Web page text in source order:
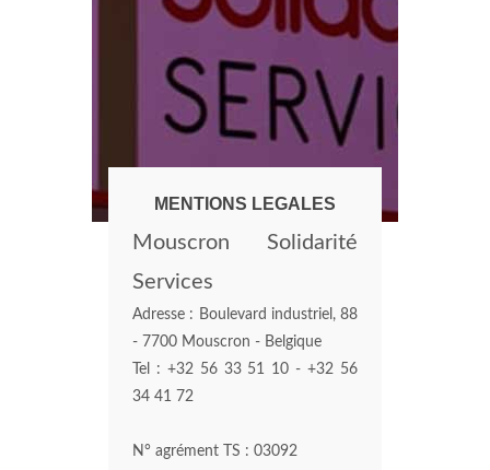
MENTIONS LEGALES
Mouscron Solidarité
Services
Adresse : Boulevard industriel, 88
- 7700 Mouscron - Belgique
Tel : +32 56 33 51 10 - +32 56
34 41 72
N° agrément TS : 03092